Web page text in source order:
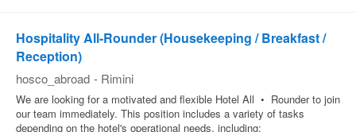
Hospitality All-Rounder (Housekeeping / Breakfast /
Reception)
hosco_abroad - Rimini
We are looking for a motivated and flexible Hotel All • Rounder to join
our team immediately. This position includes a variety of tasks
depending on the hotel's operational needs, including: